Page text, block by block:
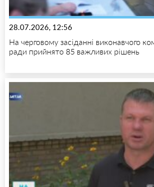
28.07.2026, 12:56
На черговому засіданні виконавчого
ради прийнято 85 важливих рішень